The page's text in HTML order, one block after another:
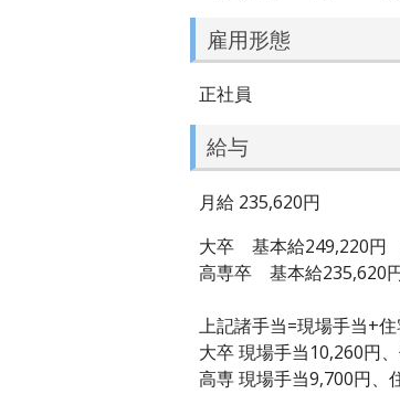
雇用形態
正社員
給与
月給 235,620円
大卒 基本給249,220円
高専卒 基本給235,620
上記諸手当=現場手当+
大卒 現場手当10,260円
高専 現場手当9,700円、